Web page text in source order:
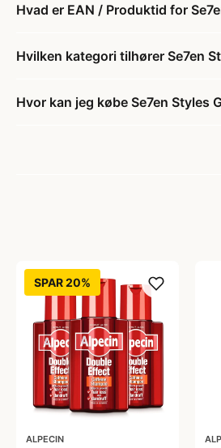
Hvad er EAN / Produktid for
Hvilken kategori tilhører Se7en
Hvor kan jeg købe Se7en Styles
SPAR 20%
ALPECIN